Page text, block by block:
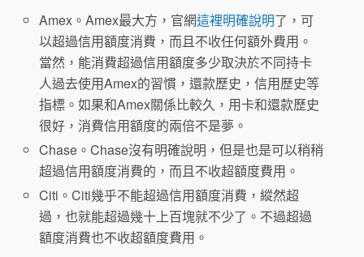
Amex。Amex最大方，官網這裡明確說明了，可
以超過信用額度消費，而且不收任何額外費用。
當然，能消費超過信用額度多少取決於不同持卡
人過去使用Amex的習慣，還款歷史，信用歷史等
指標。如果和Amex關係比較久，用卡和還款歷史
很好，消費信用額度的兩倍不是夢。
Chase。Chase沒有明確說明，但是也是可以稍稍
超過信用額度消費的，而且不收超額度費用。
Citi。Citi幾乎不能超過信用額度消費，縱然超
過，也就能超過幾十上百塊就不少了。不過超過
額度消費也不收超額度費用。